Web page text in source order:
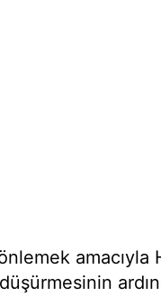
amacıyla
düşürmesinin